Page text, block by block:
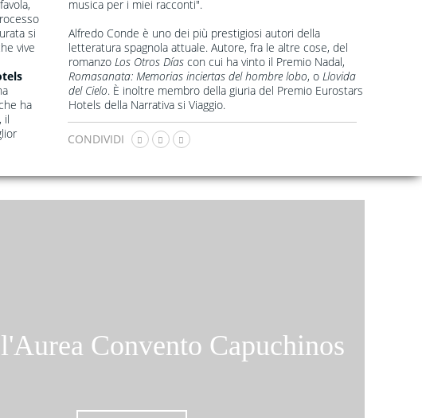
si
vive
ha
il
musica per i miei racconti".
Alfredo Conde è uno dei più prestigiosi autori della
letteratura spagnola attuale. Autore, fra le altre cose, del
romanzo Los Otros Díascon cui ha vinto il Premio Nadal,
Romasanata: Memorias inciertas del hombre lobo, o Llovida
del Cielo. È inoltre membro della giuria del Premio Eurostars
Hotels della Narrativa si Viaggio.
CONDIVIDI
Convento Capuchinos